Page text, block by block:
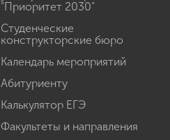
"Приоритет 2030"
Студенческие
конструкторские бюро
Календарь мероприятий
Абитуриенту
Калькулятор ЕГЭ
Факультеты и направления